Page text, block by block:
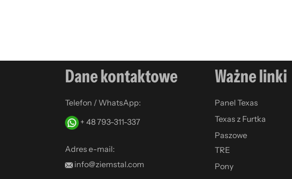
Dane kontaktowe
Telefon / WhatsApp:
+ 48 793-311-337
Adres e-mail:
info@ziemstal.com
Ważne linki
Panel Texas
Texas z Furtka
Paszowe
TRE
Pony